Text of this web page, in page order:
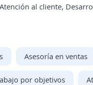
al cliente,
Asesoría en ventas
por objetivos